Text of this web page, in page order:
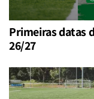
Primeiras datas
26/27